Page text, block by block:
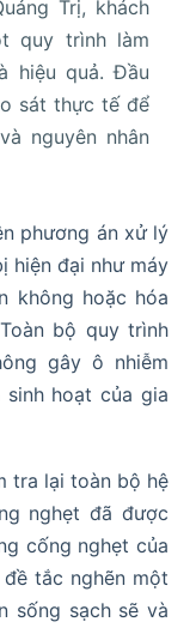
Trị, khách
quy trình làm
hiệu quả. Đầu
sát thực tế để
nguyên nhân
phương án xử lý
hiện đại như máy
không hoặc hóa
bộ quy trình
gây ô nhiễm
hoạt của gia
tra lại toàn bộ hệ
nghẹt đã được
cống nghẹt của
tắc nghẽn một
sống sạch sẽ và